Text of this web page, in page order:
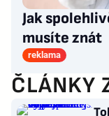
Jak
musíte znát
reklama
ČLÁNKY